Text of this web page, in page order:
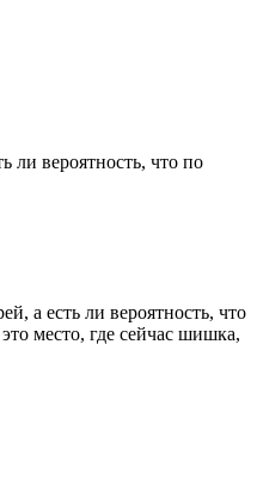
ли вероятность, что по
а есть ли вероятность, что
место, где сейчас шишка,